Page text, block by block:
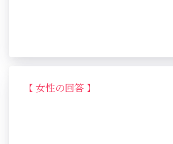
【 女性の回答 】